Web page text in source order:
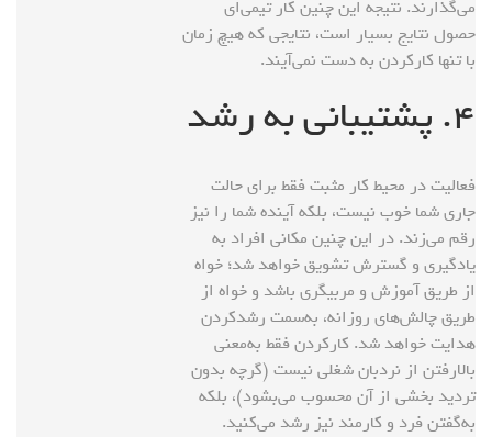
می‌گذارند. نتیجه این چنین کار تیمی‌ای
حصول نتایج بسیار است، نتایجی که هیچ زمان
با تنها کارکردن به‌ دست نمی‌آیند.
۴. پشتیبانی به رشد
فعالیت در محیط کار مثبت فقط برای حالت
جاری شما خوب نیست، بلکه آینده شما را نیز
رقم می‌زند. در این چنین مکانی افراد به
یادگیری و گسترش تشویق خواهد شد؛ خواه
از طریق آموزش و مربیگری باشد و خواه از
طریق چالش‌های روزانه، به‌سمت رشدکردن
هدایت خواهد شد. کارکردن فقط به‌معنی
بالارفتن از نردبان شغلی نیست (گرچه بدون
تردید بخشی از آن محسوب می‌بشود)، بلکه
به‌گفتن فرد و کارمند نیز رشد می‌کنید.